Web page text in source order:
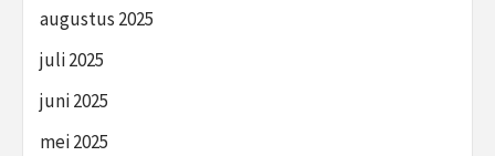
augustus 2025
juli 2025
juni 2025
mei 2025